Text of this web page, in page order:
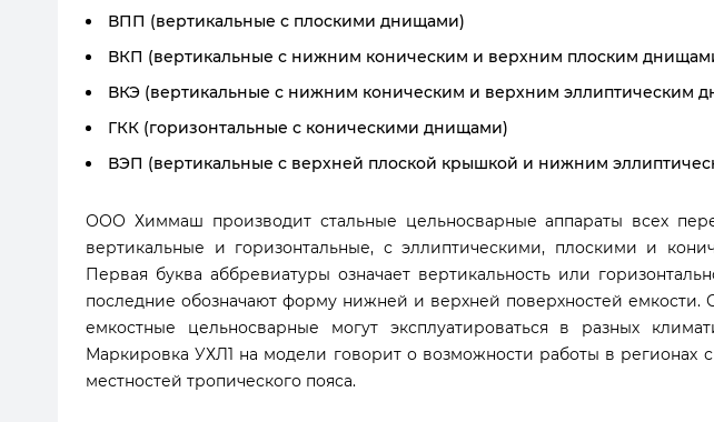
ВПП (вертикальные с плоскими днищами)
ВКП (вертикальные с нижним коническим и верхним плоским
ВКЭ (вертикальные с нижним коническим и верхним эллиптическим
ГКК (горизонтальные с коническими днищами)
ВЭП (вертикальные с верхней плоской крышкой и нижним
ООО Химмаш производит стальные цельносварные аппараты всех
вертикальные и горизонтальные, с эллиптическими, плоскими и
Первая буква аббревиатуры означает вертикальность или
последние обозначают форму нижней и верхней поверхностей емкости.
емкостные цельносварные могут эксплуатироваться в разных
Маркировка УХЛ1 на модели говорит о возможности работы в регионах
местностей тропического пояса.